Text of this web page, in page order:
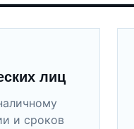
лиц
и сроков